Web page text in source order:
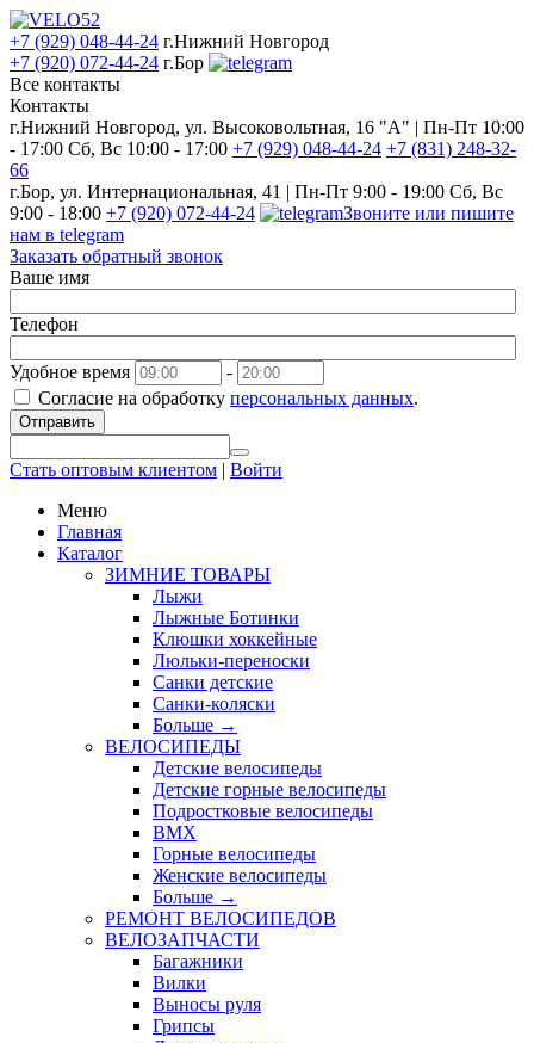
+7 (929) 048-44-24 г.Нижний Новгород
+7 (920) 072-44-24 г.Бор
Все контакты
Контакты
г.Нижний Новгород, ул. Высоковольтная, 16 "А" | Пн-Пт 10:00
- 17:00 Сб, Вс 10:00 - 17:00 +7 (929) 048-44-24 +7 (831) 248-32-
66
г.Бор, ул. Интернациональная, 41 | Пн-Пт 9:00 - 19:00 Сб, Вс
9:00 - 18:00 +7 (920) 072-44-24
Звоните или пишите
нам в telegram
Заказать обратный звонок
Ваше имя
Телефон
Удобное время
-
Согласие на обработку персональных данных.
Отправить
Стать оптовым клиентом | Войти
Меню
Главная
Каталог
ЗИМНИЕ ТОВАРЫ
Лыжи
Лыжные Ботинки
Клюшки хоккейные
Люльки-переноски
Санки детские
Санки-коляски
Больше →
ВЕЛОСИПЕДЫ
Детские велосипеды
Детские горные велосипеды
Подростковые велосипеды
BMX
Горные велосипеды
Женские велосипеды
Больше →
РЕМОНТ ВЕЛОСИПЕДОВ
ВЕЛОЗАПЧАСТИ
Багажники
Вилки
Выносы руля
Грипсы